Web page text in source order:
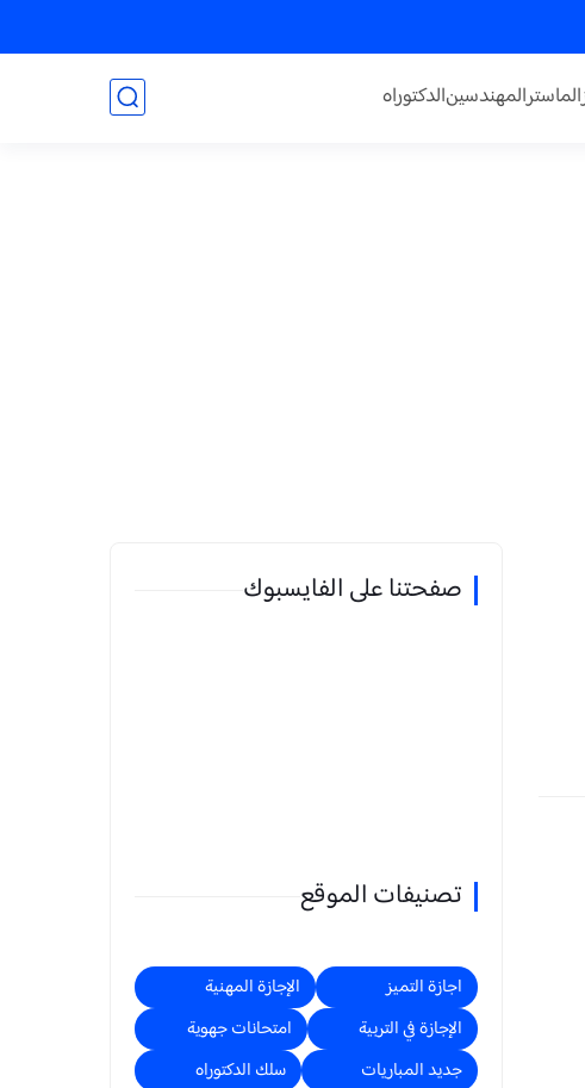
الماسترالمهندسينالدكتوراه
صفحتنا على الفايسبوك
تصنيفات الموقع
اجازة التميز
الإجازة المهنية
الإجازة في التربية
امتحانات جهوية
جديد المباريات
سلك الدكتوراه